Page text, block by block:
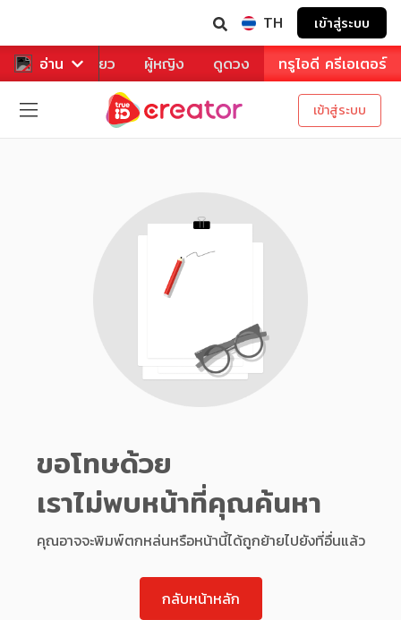
TH เข้าสู่ระบบ
อ่าน
หาร ท่องเที่ยว ผู้หญิง ดูดวง ทรูไอดี ครีเอเตอร์
เข้าสู่ระบบ
ขอโทษด้วย
เราไม่พบหน้าที่คุณค้นหา
คุณอาจจะพิมพ์ตกหล่นหรือหน้านี้ได้ถูกย้ายไปยังที่อื่นแล้ว
กลับหน้าหลัก